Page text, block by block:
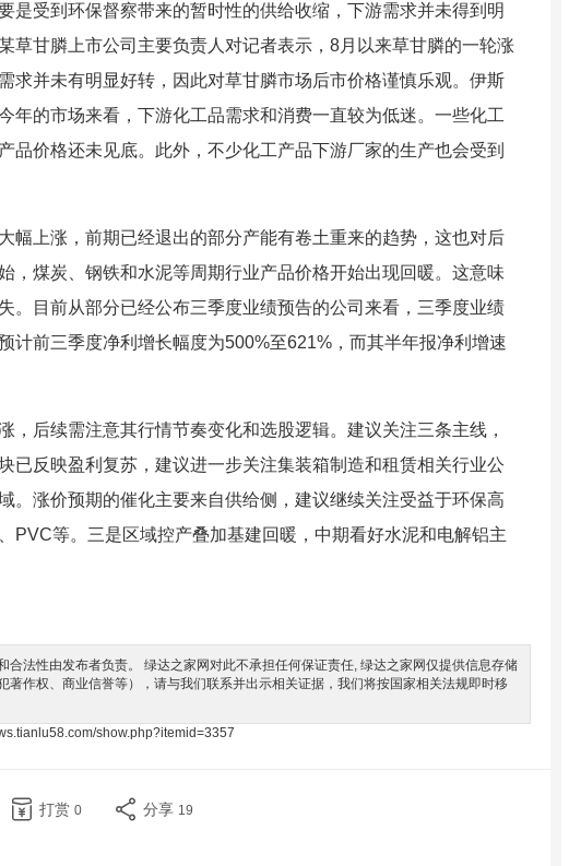
受到环保督察带来的暂时性的供给收缩，下游需求并未得到明
草甘膦上市公司主要负责人对记者表示，8月以来草甘膦的一轮涨
求并未有明显好转，因此对草甘膦市场后市价格谨慎乐观。伊斯
年的市场来看，下游化工品需求和消费一直较为低迷。一些化工
品价格还未见底。此外，不少化工产品下游厂家的生产也会受到
上涨，前期已经退出的部分产能有卷土重来的趋势，这也对后
，煤炭、钢铁和水泥等周期行业产品价格开始出现回暖。这意味
。目前从部分已经公布三季度业绩预告的公司来看，三季度业绩
计前三季度净利增长幅度为500%至621%，而其半年报净利增速
续需注意其行情节奏变化和选股逻辑。建议关注三条主线，
已反映盈利复苏，建议进一步关注集装箱制造和租赁相关行业公
。涨价预期的催化主要来自供给侧，建议继续关注受益于环保高
PVC等。三是区域控产叠加基建回暖，中期看好水泥和电解铝主
法性由发布者负责。 绿达之家网对此不承担任何保证责任, 绿达之家网仅提供信息存储
作权、商业信誉等），请与我们联系并出示相关证据，我们将按国家相关法规即时移
show.php?itemid=3357
打赏 0 分享 19